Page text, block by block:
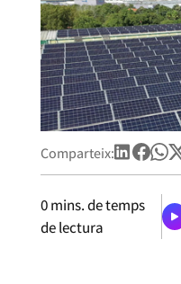
Comparteix:
0mins. de temps
de lectura